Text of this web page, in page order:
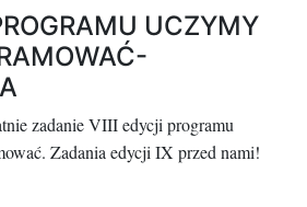
UCZYMY
zadanie VIII edycji programu
Zadania edycji IX przed nami!